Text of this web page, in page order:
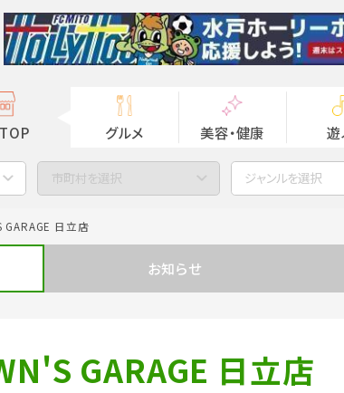
グルメ 美容・健康 遊
市町村を選択 ジャンルを選択
GARAGE 日立店
お知らせ
GARAGE 日立店